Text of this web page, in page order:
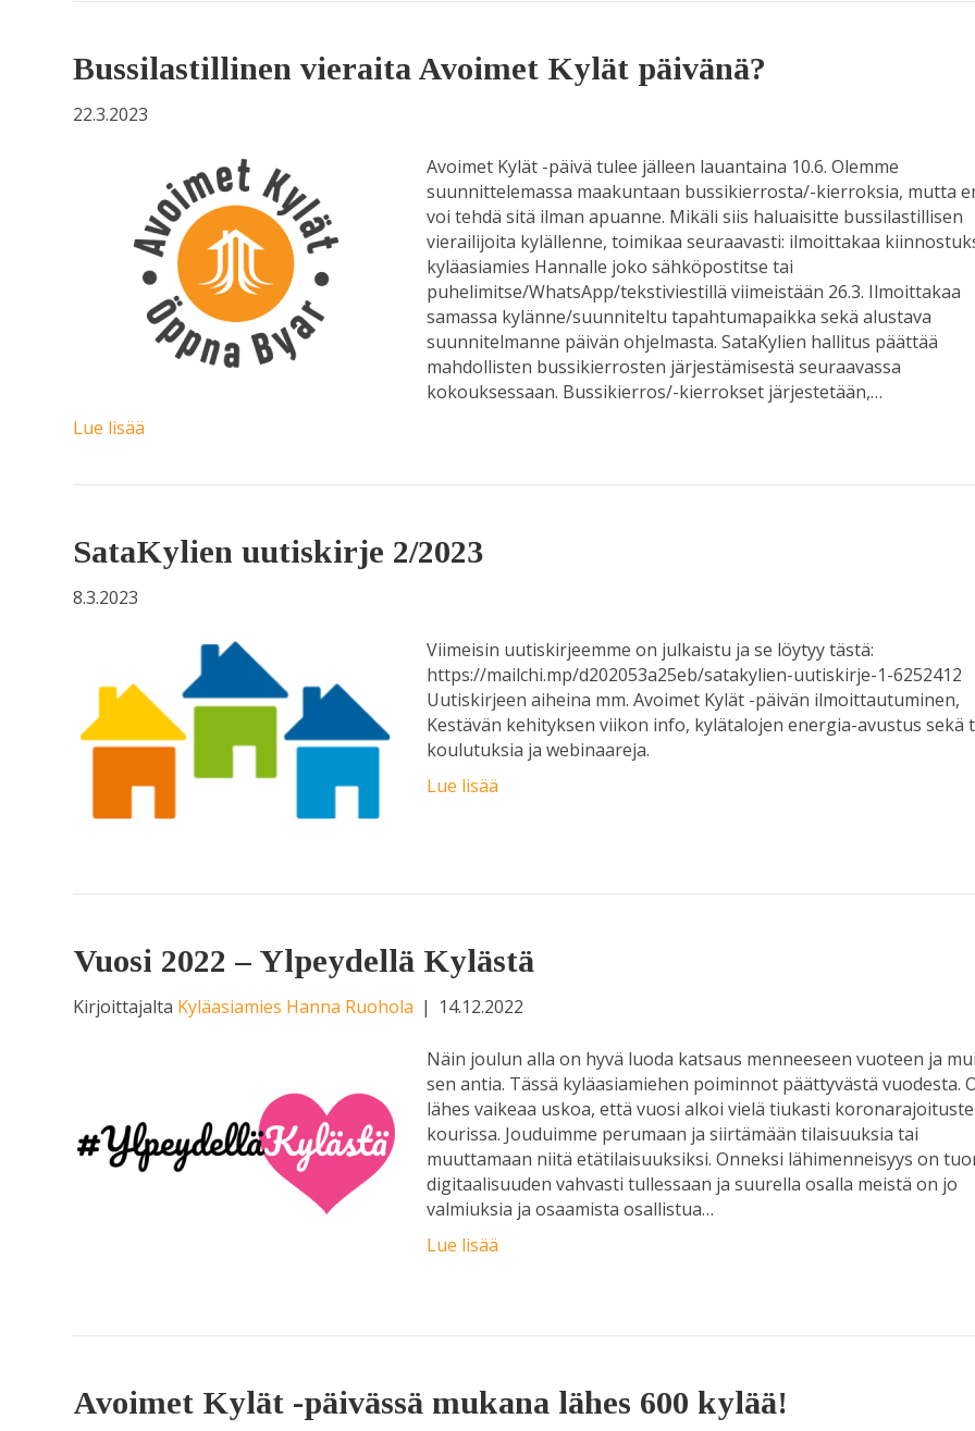
Bussilastillinen vieraita Avoimet Kylät päivänä?
22.3.2023
Avoimet Kylät -päivä tulee jälleen lauantaina 10.6. Olemme
suunnittelemassa maakuntaan bussikierrosta/-kierroksia, mutta
voi tehdä sitä ilman apuanne. Mikäli siis haluaisitte bussilastillisen
vierailijoita kylällenne, toimikaa seuraavasti: ilmoittakaa
kyläasiamies Hannalle joko sähköpostitse tai
puhelimitse/WhatsApp/tekstiviestillä viimeistään 26.3. Ilmoittakaa
samassa kylänne/suunniteltu tapahtumapaikka sekä alustava
suunnitelmanne päivän ohjelmasta. SataKylien hallitus päättää
mahdollisten bussikierrosten järjestämisestä seuraavassa
kokouksessaan. Bussikierros/-kierrokset järjestetään,…
Lue lisää
SataKylien uutiskirje 2/2023
8.3.2023
Viimeisin uutiskirjeemme on julkaistu ja se löytyy tästä:
https://mailchi.mp/d202053a25eb/satakylien-uutiskirje-1-6252412
Uutiskirjeen aiheina mm. Avoimet Kylät -päivän ilmoittautuminen,
Kestävän kehityksen viikon info, kylätalojen energia-avustus sekä
koulutuksia ja webinaareja.
Lue lisää
Vuosi 2022 – Ylpeydellä Kylästä
Kirjoittajalta Kyläasiamies Hanna Ruohola | 14.12.2022
Näin joulun alla on hyvä luoda katsaus menneeseen vuoteen ja
sen antia. Tässä kyläasiamiehen poiminnot päättyvästä vuodesta.
lähes vaikeaa uskoa, että vuosi alkoi vielä tiukasti
kourissa. Jouduimme perumaan ja siirtämään tilaisuuksia tai
muuttamaan niitä etätilaisuuksiksi. Onneksi lähimenneisyys on
digitaalisuuden vahvasti tullessaan ja suurella osalla meistä on jo
valmiuksia ja osaamista osallistua…
Lue lisää
Avoimet Kylät -päivässä mukana lähes 600 kylää!